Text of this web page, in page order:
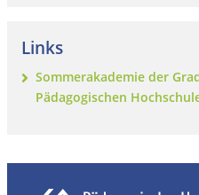
Links
Sommerakademie der
Pädagogischen